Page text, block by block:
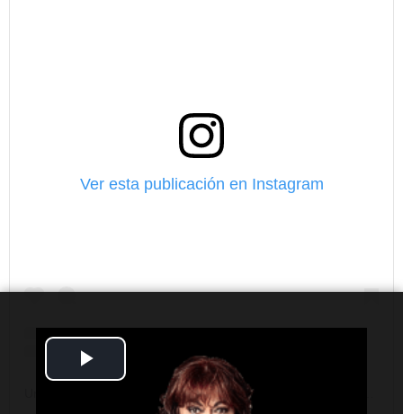
Video
Ver esta publicación en Instagram